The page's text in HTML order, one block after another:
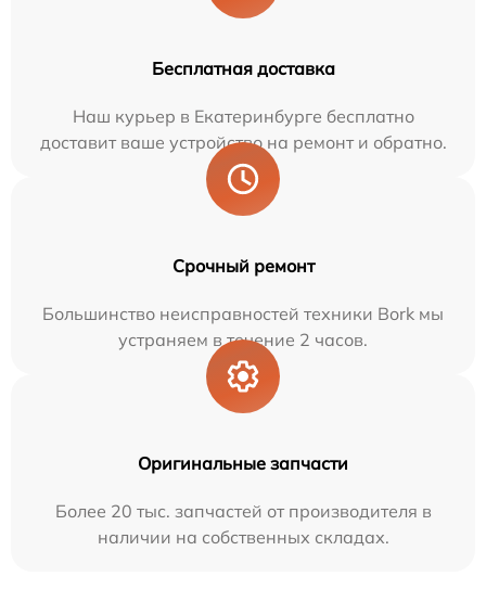
Бесплатная доставка
Наш курьер в Екатеринбурге бесплатно
доставит ваше устройство на ремонт и обратно.
Срочный ремонт
Большинство неисправностей техники Bork мы
устраняем в течение 2 часов.
Оригинальные запчасти
Более 20 тыс. запчастей от производителя в
наличии на собственных складах.